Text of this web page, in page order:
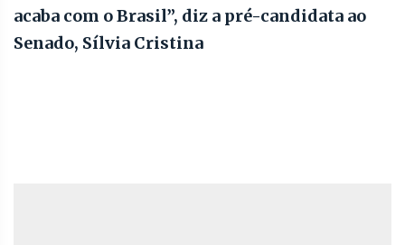
acaba com o Brasil”, diz a pré-candidata ao
Senado, Sílvia Cristina